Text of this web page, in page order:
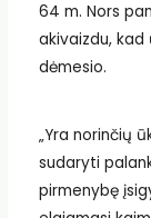
64 m. Nors
akivaizdu, kad
dėmesio.
„Yra norinčių
sudaryti
pirmenybę